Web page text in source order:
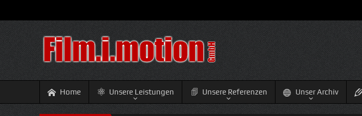
Home Unsere Leistungen Unsere Referenzen Unser Archiv